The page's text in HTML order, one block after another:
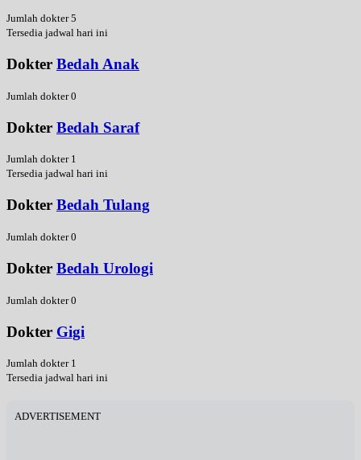
Jumlah dokter 5
Tersedia jadwal hari ini
Dokter Bedah Anak
Jumlah dokter 0
Dokter Bedah Saraf
Jumlah dokter 1
Tersedia jadwal hari ini
Dokter Bedah Tulang
Jumlah dokter 0
Dokter Bedah Urologi
Jumlah dokter 0
Dokter Gigi
Jumlah dokter 1
Tersedia jadwal hari ini
ADVERTISEMENT